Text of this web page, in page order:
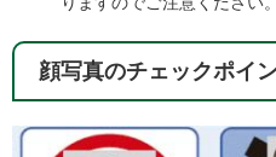
顔写真のチェックポイ